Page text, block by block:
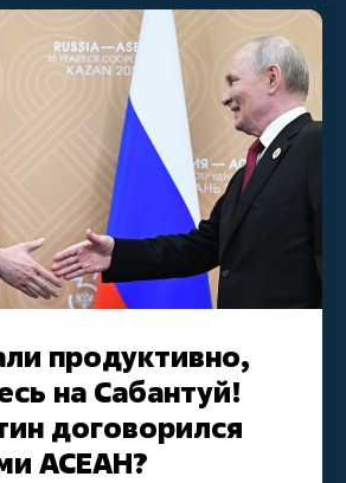
продуктивно,
на Сабантуй!
договорился
АСЕАН?